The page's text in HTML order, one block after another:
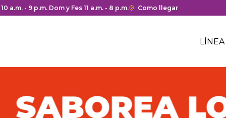
y cierre del centro comercial.
a.m. - 9 p.m. Dom y Fes 11 a.m. - 8 p.m.Enlace
Maps
comercial.
Como llegar